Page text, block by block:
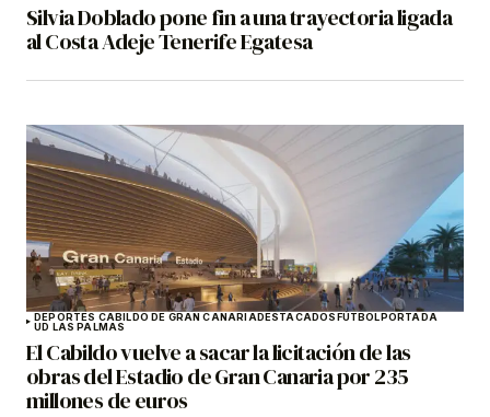
Silvia Doblado pone fin a una trayectoria ligada
al Costa Adeje Tenerife Egatesa
DEPORTES CABILDO DE GRAN CANARIADESTACADOSFÚTBOLPORTADA
UD LAS PALMAS
El Cabildo vuelve a sacar la licitación de las
obras del Estadio de Gran Canaria por 235
millones de euros